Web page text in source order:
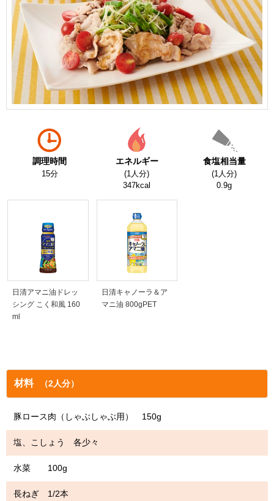
調理時間
15分
エネルギー
(1人分)
347kcal
食塩相当量
(1人分)
0.9g
日清アマニ油ドレッ
シング こく和風 160
ml
日清キャノーラ＆ア
マニ油 800gPET
材料 （2人分）
豚ロース肉（しゃぶしゃぶ用） 150g
塩、こしょう 各少々
水菜 100g
長ねぎ 1/2本